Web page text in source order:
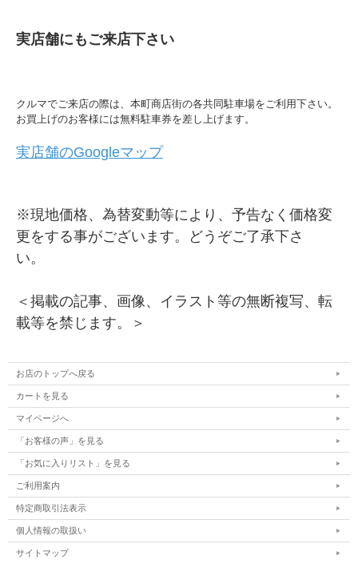
実店舗にもご来店下さい
クルマでご来店の際は、本町商店街の各共同駐車場をご利用下さい。
お買上げのお客様には無料駐車券を差し上げます。
実店舗のGoogleマップ
※現地価格、為替変動等により、予告なく価格変
更をする事がございます。どうぞご了承下さ
い。
＜掲載の記事、画像、イラスト等の無断複写、転
載等を禁じます。＞
お店のトップへ戻る
カートを見る
マイページへ
「お客様の声」を見る
「お気に入りリスト」を見る
ご利用案内
特定商取引法表示
個人情報の取扱い
サイトマップ